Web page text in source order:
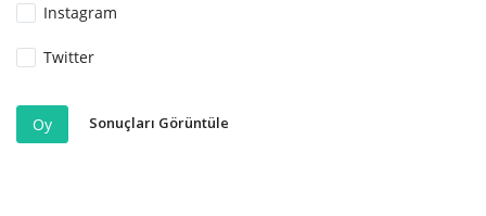
Instagram
Twitter
Oy Sonuçları Görüntüle